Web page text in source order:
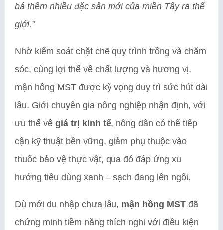
bá thêm nhiều đặc sản mới của miền Tây ra thế
giới.”
Nhờ kiểm soát chặt chẽ quy trình trồng và chăm
sóc, cùng lợi thế về chất lượng và hương vị,
mận hồng MST được kỳ vọng duy trì sức hút dài
lâu. Giới chuyên gia nông nghiệp nhận định, với
ưu thế về giá trị kinh tế, nông dân có thể tiếp
cận kỹ thuật bền vững, giảm phụ thuộc vào
thuốc bảo vệ thực vật, qua đó đáp ứng xu
hướng tiêu dùng xanh – sạch đang lên ngôi.
Dù mới du nhập chưa lâu, mận hồng MST đã
chứng minh tiềm năng thích nghi với điều kiện